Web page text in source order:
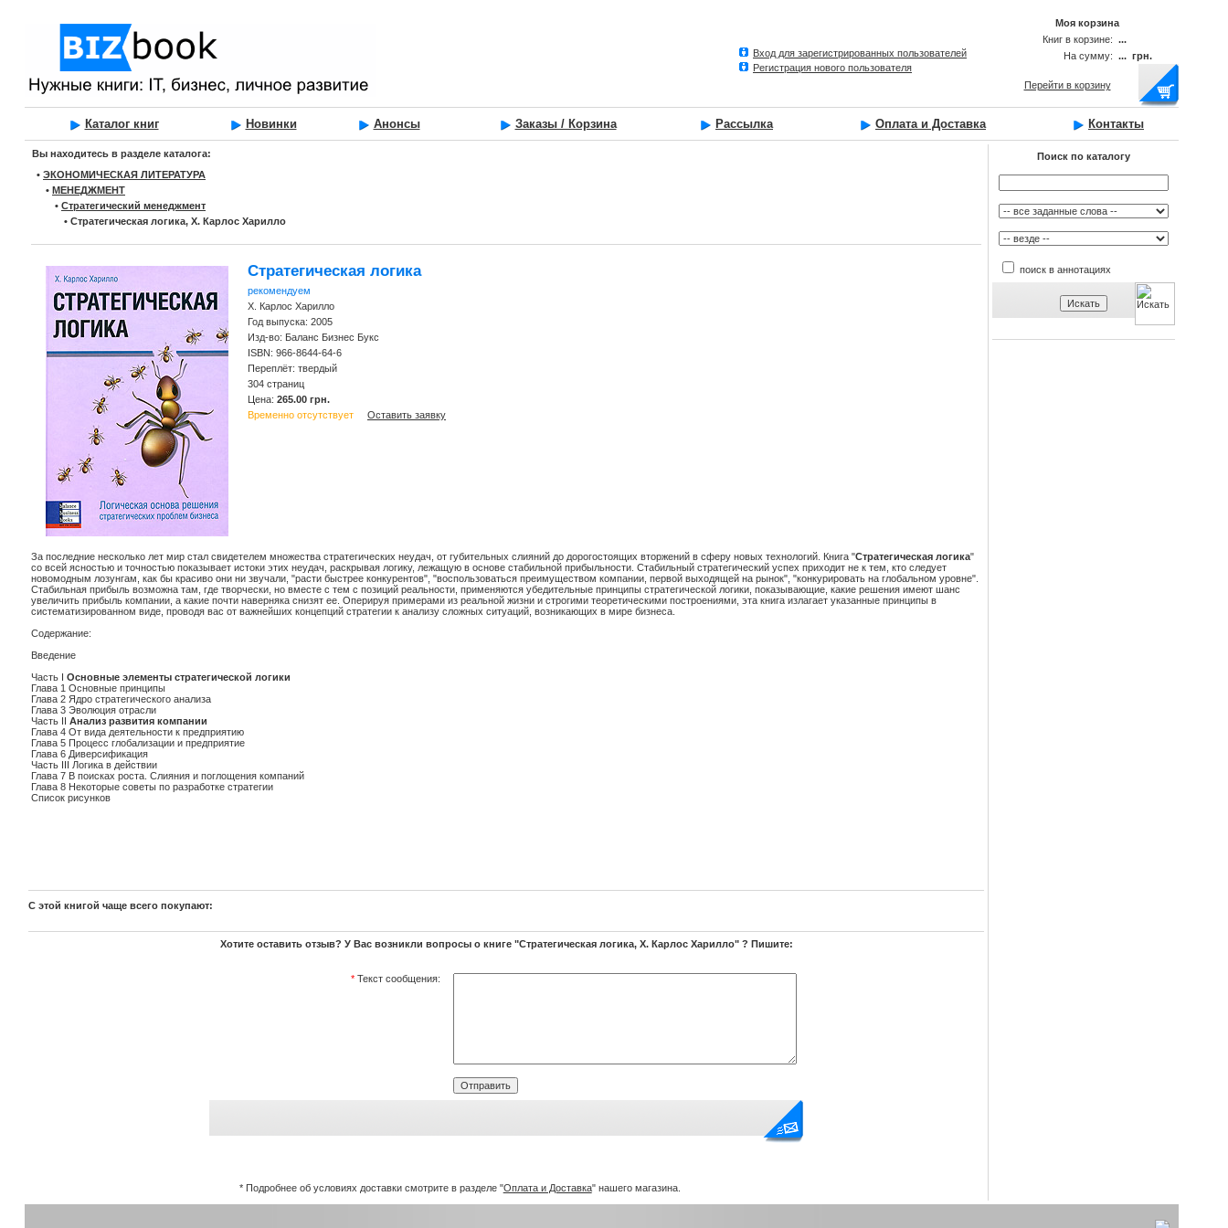
Вход для зарегистрированных пользователей
Регистрация нового пользователя
Моя корзина
Книг в корзине: ...
На сумму: ... грн.
Перейти в корзину
Каталог книг Новинки Анонсы Заказы / Корзина Рассылка Оплата и Доставка Контакты
Вы находитесь в разделе каталога:
• ЭКОНОМИЧЕСКАЯ ЛИТЕРАТУРА
• МЕНЕДЖМЕНТ
• Стратегический менеджмент
• Стратегическая логика, Х. Карлос Харилло
Стратегическая логика
рекомендуем
Х. Карлос Харилло
Год выпуска: 2005
Изд-во: Баланс Бизнес Букс
ISBN: 966-8644-64-6
Переплёт: твердый
304 страниц
Цена: 265.00 грн.
Временно отсутствует
Оставить заявку
За последние несколько лет мир стал свидетелем множества стратегических неудач, от губительных слияний до дорогостоящих вторжений в сферу новых технологий. Книга "Стратегическая логика"
со всей ясностью и точностью показывает истоки этих неудач, раскрывая логику, лежащую в основе стабильной прибыльности. Стабильный стратегический успех приходит не к тем, кто следует
новомодным лозунгам, как бы красиво они ни звучали, "расти быстрее конкурентов", "воспользоваться преимуществом компании, первой выходящей на рынок", "конкурировать на глобальном уровне".
Стабильная прибыль возможна там, где творчески, но вместе с тем с позиций реальности, применяются убедительные принципы стратегической логики, показывающие, какие решения имеют шанс
увеличить прибыль компании, а какие почти наверняка снизят ее. Оперируя примерами из реальной жизни и строгими теоретическими построениями, эта книга излагает указанные принципы в
систематизированном виде, проводя вас от важнейших концепций стратегии к анализу сложных ситуаций, возникающих в мире бизнеса.
Содержание:
Введение
Часть I Основные элементы стратегической логики
Глава 1 Основные принципы
Глава 2 Ядро стратегического анализа
Глава 3 Эволюция отрасли
Часть II Анализ развития компании
Глава 4 От вида деятельности к предприятию
Глава 5 Процесс глобализации и предприятие
Глава 6 Диверсификация
Часть III Логика в действии
Глава 7 В поисках роста. Слияния и поглощения компаний
Глава 8 Некоторые советы по разработке стратегии
Список рисунков
С этой книгой чаще всего покупают:
Хотите оставить отзыв? У Вас возникли вопросы о книге "Стратегическая логика, Х. Карлос Харилло" ? Пишите:
* Текст сообщения:
Поиск по каталогу
поиск в аннотациях
* Подробнее об условиях доставки смотрите в разделе "Оплата и Доставка" нашего магазина.